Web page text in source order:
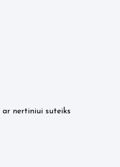
ar nertiniui suteiks